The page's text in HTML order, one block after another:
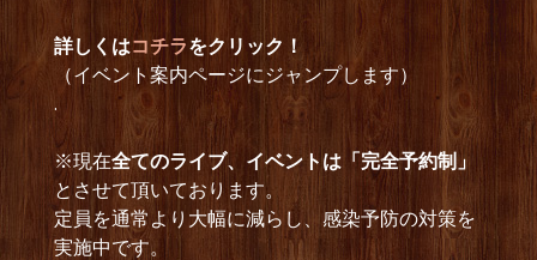
詳しくはコチラをクリック！
（イベント案内ページにジャンプします）
.
※現在全てのライブ、イベントは「完全予約制」
とさせて頂いております。
定員を通常より大幅に減らし、感染予防の対策を
実施中です。